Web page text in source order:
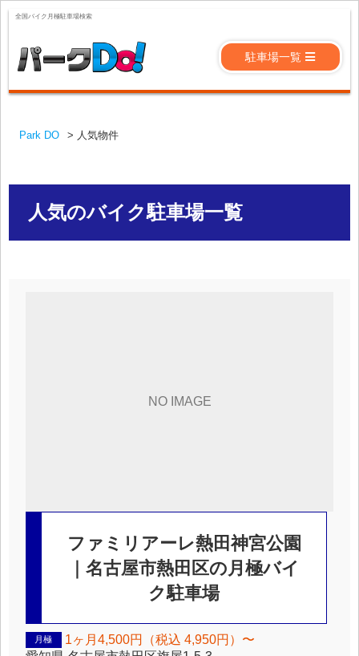
全国バイク月極駐車場検索
駐車場一覧
Park DO > 人気物件
人気のバイク駐車場一覧
ファミリアーレ熱田神宮公園
｜名古屋市熱田区の月極バイ
ク駐車場
月極
1ヶ月4,500円（税込 4,950円）〜